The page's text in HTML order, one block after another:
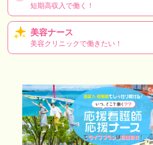
短期高収入で働く！
美容ナース
美容クリニックで働きたい！